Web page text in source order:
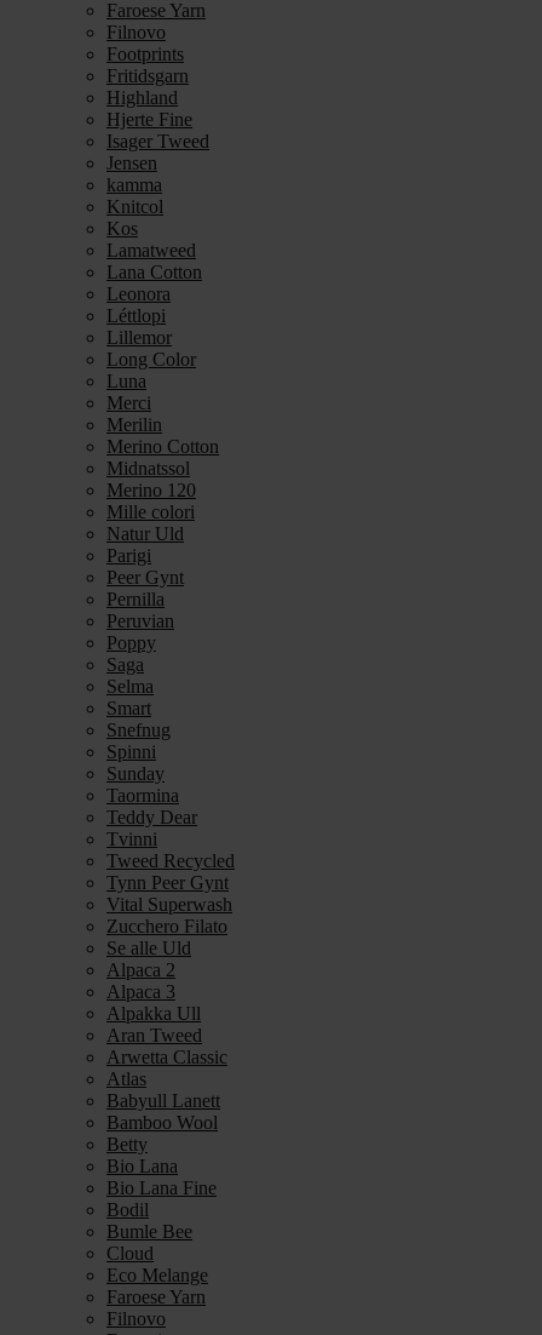
Faroese Yarn
Filnovo
Footprints
Fritidsgarn
Highland
Hjerte Fine
Isager Tweed
Jensen
kamma
Knitcol
Kos
Lamatweed
Lana Cotton
Leonora
Léttlopi
Lillemor
Long Color
Luna
Merci
Merilin
Merino Cotton
Midnatssol
Merino 120
Mille colori
Natur Uld
Parigi
Peer Gynt
Pernilla
Peruvian
Poppy
Saga
Selma
Smart
Snefnug
Spinni
Sunday
Taormina
Teddy Dear
Tvinni
Tweed Recycled
Tynn Peer Gynt
Vital Superwash
Zucchero Filato
Se alle Uld
Alpaca 2
Alpaca 3
Alpakka Ull
Aran Tweed
Arwetta Classic
Atlas
Babyull Lanett
Bamboo Wool
Betty
Bio Lana
Bio Lana Fine
Bodil
Bumle Bee
Cloud
Eco Melange
Faroese Yarn
Filnovo